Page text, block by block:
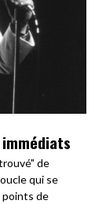
de
qui se
points de